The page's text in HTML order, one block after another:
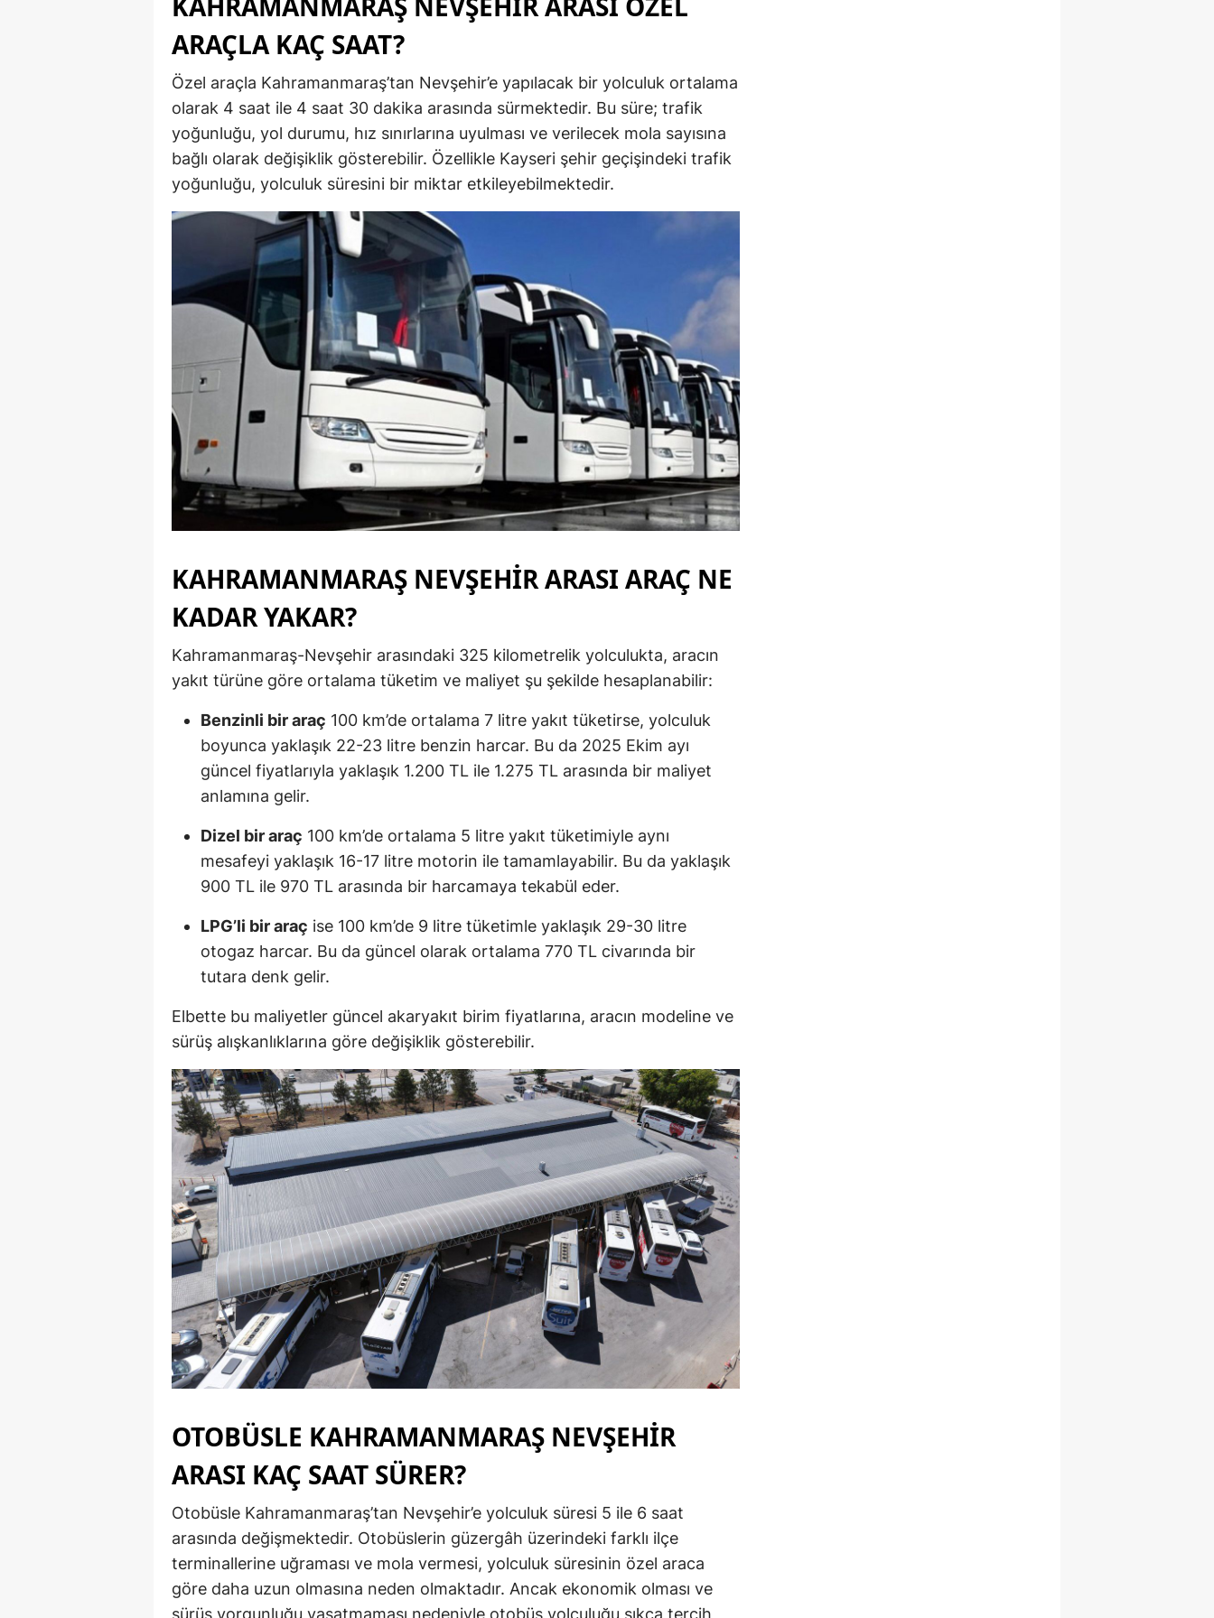
ARAÇLA KAÇ SAAT?
Özel araçla Kahramanmaraş’tan Nevşehir’e yapılacak bir yolculuk ortalama
olarak 4 saat ile 4 saat 30 dakika arasında sürmektedir. Bu süre; trafik
yoğunluğu, yol durumu, hız sınırlarına uyulması ve verilecek mola sayısına
bağlı olarak değişiklik gösterebilir. Özellikle Kayseri şehir geçişindeki trafik
yoğunluğu, yolculuk süresini bir miktar etkileyebilmektedir.
KAHRAMANMARAŞ NEVŞEHİR ARASI ARAÇ NE
KADAR YAKAR?
Kahramanmaraş-Nevşehir arasındaki 325 kilometrelik yolculukta, aracın
yakıt türüne göre ortalama tüketim ve maliyet şu şekilde hesaplanabilir:
Benzinli bir araç 100 km’de ortalama 7 litre yakıt tüketirse, yolculuk
boyunca yaklaşık 22-23 litre benzin harcar. Bu da 2025 Ekim ayı
güncel fiyatlarıyla yaklaşık 1.200 TL ile 1.275 TL arasında bir maliyet
anlamına gelir.
Dizel bir araç 100 km’de ortalama 5 litre yakıt tüketimiyle aynı
mesafeyi yaklaşık 16-17 litre motorin ile tamamlayabilir. Bu da yaklaşık
900 TL ile 970 TL arasında bir harcamaya tekabül eder.
LPG’li bir araç ise 100 km’de 9 litre tüketimle yaklaşık 29-30 litre
otogaz harcar. Bu da güncel olarak ortalama 770 TL civarında bir
tutara denk gelir.
Elbette bu maliyetler güncel akaryakıt birim fiyatlarına, aracın modeline ve
sürüş alışkanlıklarına göre değişiklik gösterebilir.
OTOBÜSLE KAHRAMANMARAŞ NEVŞEHİR
ARASI KAÇ SAAT SÜRER?
Otobüsle Kahramanmaraş’tan Nevşehir’e yolculuk süresi 5 ile 6 saat
arasında değişmektedir. Otobüslerin güzergâh üzerindeki farklı ilçe
terminallerine uğraması ve mola vermesi, yolculuk süresinin özel araca
göre daha uzun olmasına neden olmaktadır. Ancak ekonomik olması ve
sürüş yorgunluğu yaşatmaması nedeniyle otobüs yolculuğu sıkça tercih